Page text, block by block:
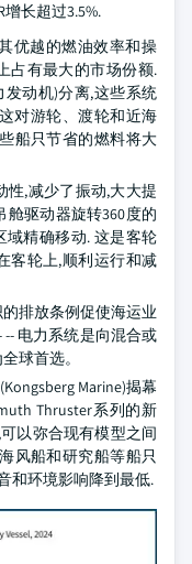
长超过3.5%.
优越的燃油效率和操
占有最大的市场份额.
动机)分离,这些系统
对游轮、渡轮和近海
船只节省的燃料将大
性,减少了振动,大大提
驱动器旋转360度的
精确移动. 这是客轮
客轮上,顺利运行和减
排放条例促使海运业
电力系统是向混合或
球首选。
Marine)揭幕
Thruster系列的新
以弥合现有模型之间
风船和研究船等船只
和环境影响降到最低.